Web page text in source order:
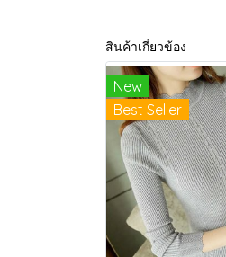
สินค้าเกี่ยวข้อง
New
Best Seller